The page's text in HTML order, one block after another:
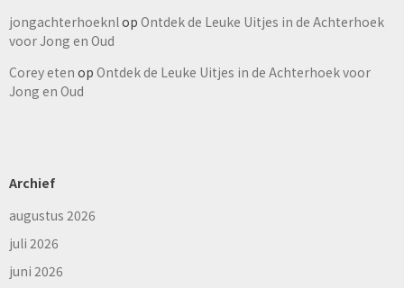
jongachterhoeknl op Ontdek de Leuke Uitjes in de Achterhoek
voor Jong en Oud
Corey eten op Ontdek de Leuke Uitjes in de Achterhoek voor
Jong en Oud
Archief
augustus 2026
juli 2026
juni 2026